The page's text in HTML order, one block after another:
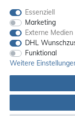
Alle Preise sind inkl.
Essenziell
Marketing
Externe Medien
DHL
Funktional
Weitere